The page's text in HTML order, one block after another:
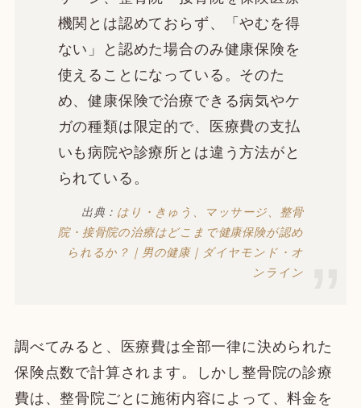
機関とは認めておらず、「やむを得
ない」と認めた場合のみ健康保険を
使えることになっている。そのた
め、健康保険で治療できる病気やケ
ガの種類は限定的で、医療費の支払
いも病院や診療所とは違う方法がと
られている。
出典： はり・きゅう、マッサージ、整骨
院・接骨院の治療はどこまで健康保険が認め
られるか？｜男の健康｜ダイヤモンド・オ
ンライン
調べてみると、医療費は全部一律に決められた
保険点数で計算されます。しかし整骨院の診療
費は、整骨院ごとに施術内容によって、料金を